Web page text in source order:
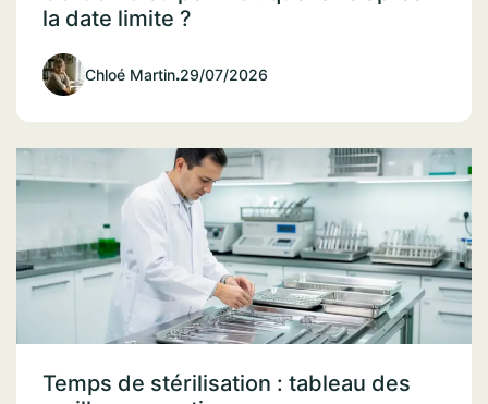
la date limite ?
Chloé Martin.29/07/2026
Temps de stérilisation : tableau des